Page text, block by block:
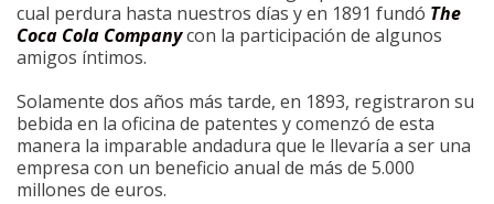
cual perdura hasta nuestros días y en 1891 fundó The
Coca Cola Companycon la participación de algunos
amigos íntimos.
Solamente dos años más tarde, en 1893, registraron su
bebida en la oficina de patentes y comenzó de esta
manera la imparable andadura que le llevaría a ser una
empresa con un beneficio anual de más de 5.000
millones de euros.